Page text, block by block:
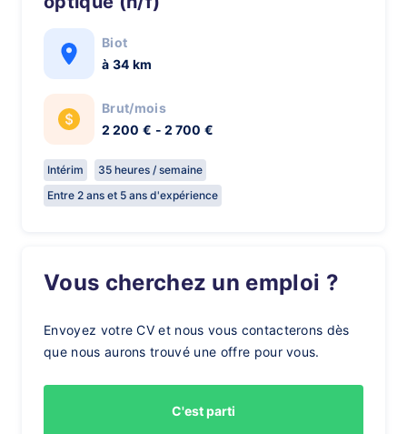
Biot
à 34 km
Brut/mois
2 200 € - 2 700 €
Intérim
35 heures / semaine
Entre 2 ans et 5 ans d'expérience
Vous cherchez un emploi ?
Envoyez votre CV et nous vous contacterons dès
que nous aurons trouvé une offre pour vous.
C'est parti